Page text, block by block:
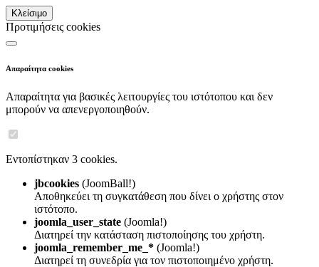
Κλείσιμο
Προτιμήσεις cookies
Απαραίτητα cookies
Απαραίτητα για βασικές λειτουργίες του ιστότοπου και δεν
μπορούν να απενεργοποιηθούν.
Εντοπίστηκαν 3 cookies.
jbcookies (JoomBall!)
Αποθηκεύει τη συγκατάθεση που δίνει ο χρήστης στον
ιστότοπο.
joomla_user_state (Joomla!)
Διατηρεί την κατάσταση πιστοποίησης του χρήστη.
joomla_remember_me_* (Joomla!)
Διατηρεί τη συνεδρία για τον πιστοποιημένο χρήστη.